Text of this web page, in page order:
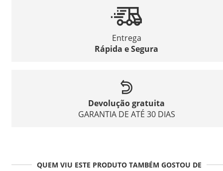
Entrega
Rápida e Segura
Devolução gratuita
GARANTIA DE ATÉ 30 DIAS
QUEM VIU ESTE PRODUTO TAMBÉM GOSTOU DE